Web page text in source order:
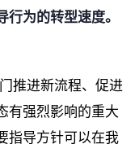
行为的转型速度。
推进新流程、促进
有强烈影响的重大
指导方针可以在我